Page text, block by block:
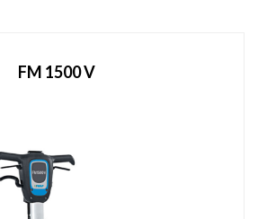
FM 1500 V